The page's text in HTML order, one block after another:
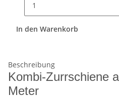
In den Warenkorb
Beschreibung
Kombi-Zurrschiene
Meter